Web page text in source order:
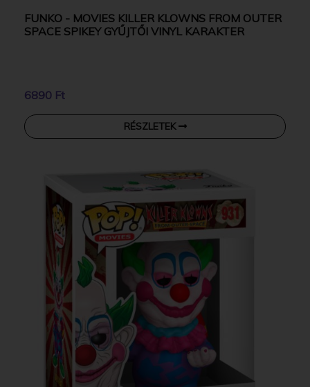
FUNKO - MOVIES KILLER KLOWNS FROM OUTER
SPACE SPIKEY GYŰJTŐI VINYL KARAKTER
6890 Ft
RÉSZLETEK